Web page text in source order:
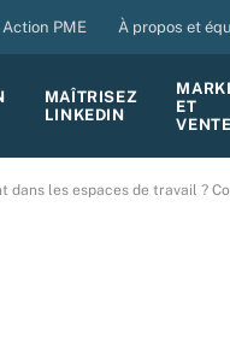
Action PME À propos et
MAÎTRISEZ
LINKEDIN
ET
dans les espaces de travail ?